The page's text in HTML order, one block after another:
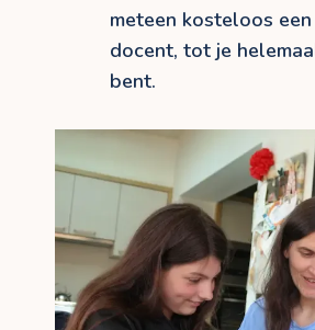
meteen kosteloos
docent, tot je
bent.